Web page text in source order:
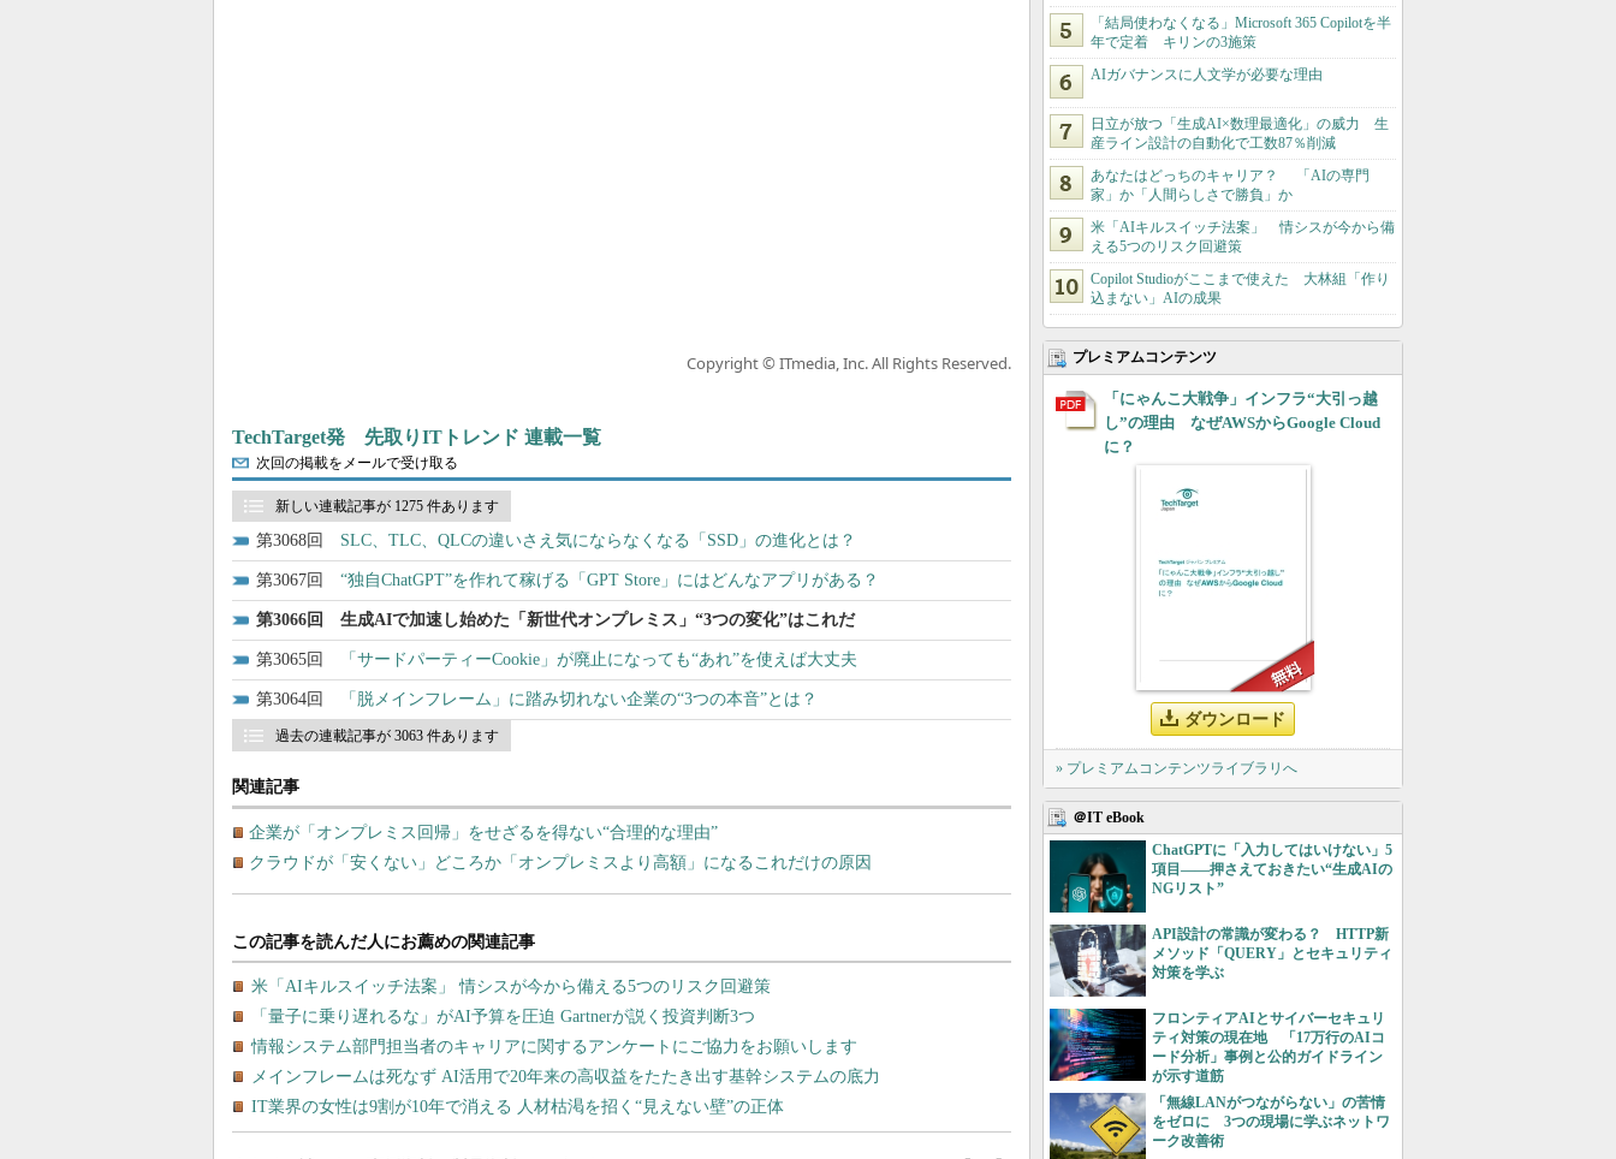
Copyright © ITmedia, Inc. All Rights Reserved.
TechTarget発 先取りITトレンド 連載一覧
次回の掲載をメールで受け取る
新しい連載記事が 1275 件あります
3068 SLC、TLC、QLCの違いさえ気にならなくなる「SSD」の進化とは？
3067 “独自ChatGPT”を作れて稼げる「GPT Store」にはどんなアプリがある？
3066 生成AIで加速し始めた「新世代オンプレミス」“3つの変化”はこれだ
3065 「サードパーティーCookie」が廃止になっても“あれ”を使えば大丈夫
3064 「脱メインフレーム」に踏み切れない企業の“3つの本音”とは？
過去の連載記事が 3063 件あります
関連記事
企業が「オンプレミス回帰」をせざるを得ない“合理的な理由”
クラウドが「安くない」どころか「オンプレミスより高額」になるこれだけの原因
「結局使わなくなる」Microsoft 365 Copilotを半
年で定着 キリンの3施策
AIガバナンスに人文学が必要な理由
日立が放つ「生成AI×数理最適化」の威力 生
産ライン設計の自動化で工数87％削減
あなたはどっちのキャリア？ 「AIの専門
家」か「人間らしさで勝負」か
米「AIキルスイッチ法案」 情シスが今から備
える5つのリスク回避策
Copilot Studioがここまで使えた 大林組「作り
込まない」AIの成果
プレミアムコンテンツ
「にゃんこ大戦争」インフラ“大引っ越
し”の理由 なぜAWSからGoogle Cloud
に？
ダウンロード
» プレミアムコンテンツライブラリへ
＠IT eBook
ChatGPTに「入力してはいけない」5
項目――押さえておきたい“生成AIの
NGリスト”
API設計の常識が変わる？ HTTP新
メソッド「QUERY」とセキュリティ
対策を学ぶ
フロンティアAIとサイバーセキュリ
ティ対策の現在地 「17万行のAIコ
ード分析」事例と公的ガイドライン
が示す道筋
「無線LANがつながらない」の苦情
をゼロに 3つの現場に学ぶネットワ
ーク改善術